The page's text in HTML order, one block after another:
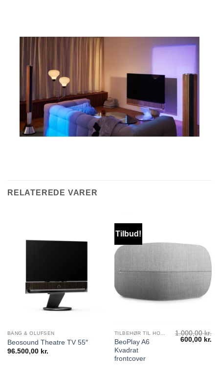
RELATEREDE VARER
BANG & OLUFSEN
Beosound Theatre TV 55″
96.500,00 kr.
Tilbud!
TILBEHØR TIL HOVEDTELEFONER
BeoPlay A6
Kvadrat
frontcover
1.000,00kr.
Den
600,00 kr.